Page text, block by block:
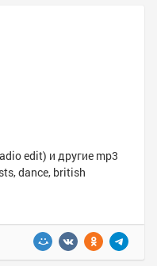
edit) и другие mp3
dance, british